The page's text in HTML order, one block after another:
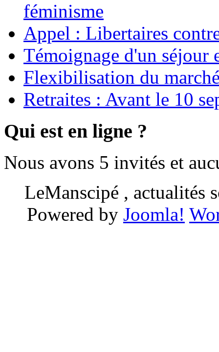
féminisme
Appel : Libertaires
Témoignage d'un séjour
Flexibilisation du
Retraites : Avant le 10
Qui est en ligne ?
Nous avons 5 invités et
LeManscipé , actualités
Powered by Joomla!